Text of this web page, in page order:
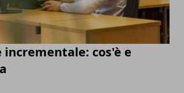
cos'è e